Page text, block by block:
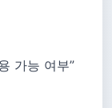
가능 여부”